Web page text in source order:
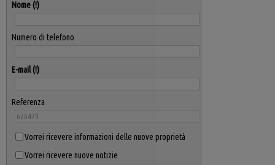
Nome
Numero di telefono
E-mail
Referenza
Vorrei ricevere informazioni delle nuove proprietà
Vorrei ricevere nuove notizie